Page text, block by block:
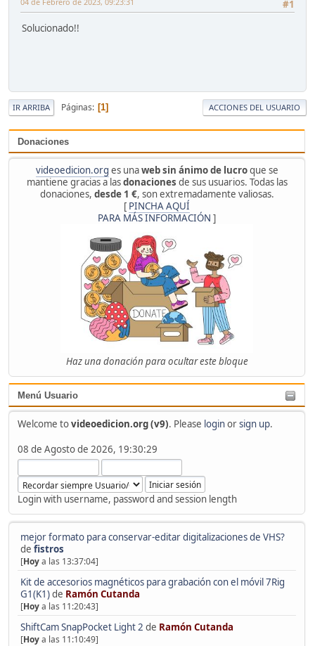
Donaciones
videoedicion.org es unaweb sin ánimo de lucroque se
mantiene gracias a lasdonaciones de sus usuarios. Todas las
donaciones, desde 1 €, son extremadamente valiosas.
[ PINCHA AQUÍ
PARA MÁS INFORMACIÓN ]
Haz una donación para ocultar este bloque
Menú Usuario
Welcome tovideoedicion.org (v9). Please loginorsign up.
08 de Agosto de 2026, 19:30:29
Login with username, password and session length
mejor formato para conservar-editar digitalizaciones de VHS?
de fistros
[Hoya las 13:37:04]
Kit de accesorios magnéticos para grabación con el móvil 7Rig
G1(K1)de Ramón Cutanda
[Hoya las 11:20:43]
ShiftCam SnapPocket Light 2 de Ramón Cutanda
[Hoya las 11:10:49]
#1
Solucionado!!
IR ARRIBA Páginas 1 ACCIONES DEL USUARIO